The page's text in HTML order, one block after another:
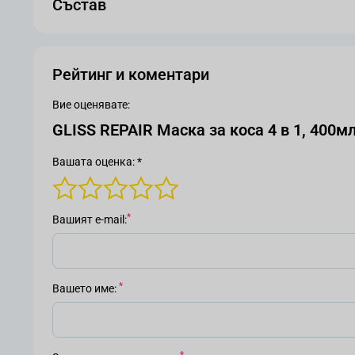
Състав
Рейтинг и коментари
Вие оценявате:
GLISS REPAIR Маска за коса 4 в 1,
Вашата оценка: *
Вашият е-mail
Вашето име